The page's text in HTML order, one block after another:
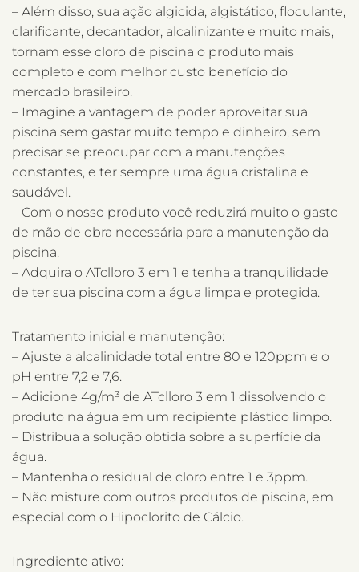
– Além disso, sua ação algicida, algistático, floculante,
clarificante, decantador, alcalinizante e muito mais,
tornam esse cloro de piscina o produto mais
completo e com melhor custo benefício do
mercado brasileiro.
– Imagine a vantagem de poder aproveitar sua
piscina sem gastar muito tempo e dinheiro, sem
precisar se preocupar com a manutenções
constantes, e ter sempre uma água cristalina e
saudável.
– Com o nosso produto você reduzirá muito o gasto
de mão de obra necessária para a manutenção da
piscina.
– Adquira o ATclloro 3 em 1 e tenha a tranquilidade
de ter sua piscina com a água limpa e protegida.
Tratamento inicial e manutenção:
– Ajuste a alcalinidade total entre 80 e 120ppm e o
pH entre 7,2 e 7,6.
– Adicione 4g/m³ de ATclloro 3 em 1 dissolvendo o
produto na água em um recipiente plástico limpo.
– Distribua a solução obtida sobre a superfície da
água.
– Mantenha o residual de cloro entre 1 e 3ppm.
– Não misture com outros produtos de piscina, em
especial com o Hipoclorito de Cálcio.
Ingrediente ativo: